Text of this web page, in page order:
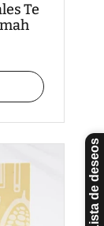
Te